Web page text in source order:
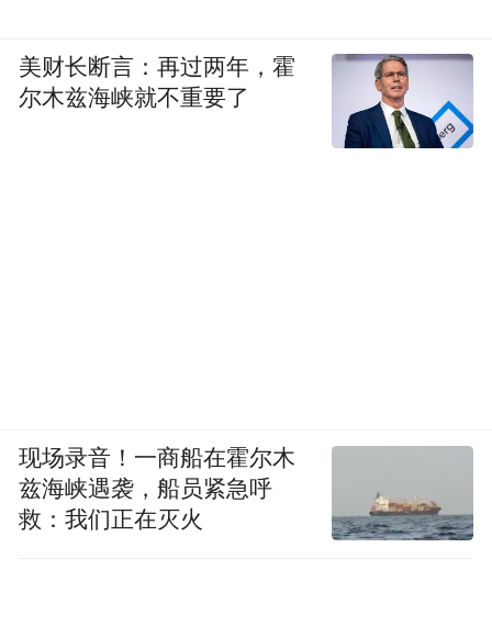
美财长断言：再过两年，霍
尔木兹海峡就不重要了
现场录音！一商船在霍尔木
兹海峡遇袭，船员紧急呼
救：我们正在灭火